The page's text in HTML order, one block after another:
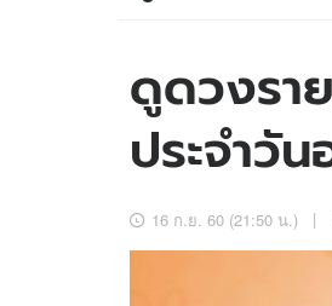
ข่าวบันเทิง
ข่าวกีฬา
ข่าวเศรษฐกิจ
อัปเดตจีน
เช็กข่าวชัวร์
ดูดวงรา
ประจำวั
16 ก.ย. 60 (21:50 น.)